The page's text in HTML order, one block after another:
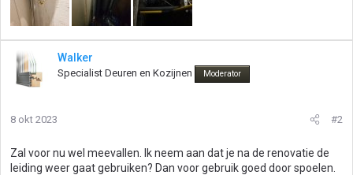
Walker
Specialist Deuren en Kozijnen Moderator
8 okt 2023 #2
Zal voor nu wel meevallen. Ik neem aan dat je na de renovatie de
leiding weer gaat gebruiken? Dan voor gebruik goed door spoelen.